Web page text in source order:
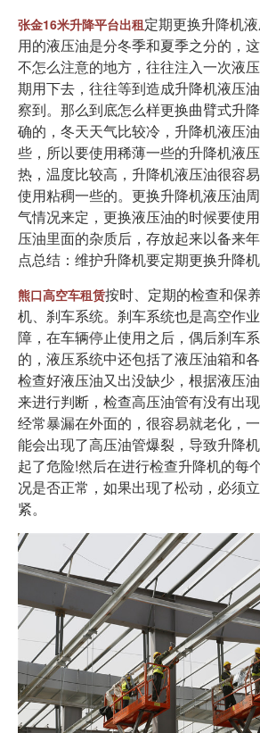
张金16米升降平台出租定期更换升降机
用的液压油是分冬季和夏季之分的，
不怎么注意的地方，往往注入一次液
期用下去，往往等到造成升降机液压
察到。那么到底怎么样更换曲臂式升
确的，冬天天气比较冷，升降机液压
些，所以要使用稀薄一些的升降机液
热，温度比较高，升降机液压油很容
使用粘稠一些的。更换升降机液压油
气情况来定，更换液压油的时候要使
压油里面的杂质后，存放起来以备来
点总结：维护升降机要定期更换升降机
熊口高空车租赁按时、定期的检查和保
机、刹车系统。刹车系统也是高空作
障，在车辆停止使用之后，偶后刹车
的，液压系统中还包括了液压油箱和
检查好液压油又出没缺少，根据液压
来进行判断，检查高压油管有没有出
经常暴漏在外面的，很容易就老化，
能会出现了高压油管爆裂，导致升降
起了危险!然后在进行检查升降机的每
况是否正常，如果出现了松动，必须
紧。